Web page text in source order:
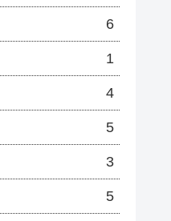
6
1
4
5
3
5